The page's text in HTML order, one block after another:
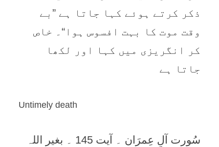
ذکر کرتے ہوئے کہا جاتا ہے ”بے
وقت موت کا بہت افسوس ہوا“۔ خاص
کر انگریزی میں کہا اور لکھا
جاتا ہے
Untimely death
سُورت آلِ عِمرَان ۔ آیت 145 ۔ بغیر اللہ